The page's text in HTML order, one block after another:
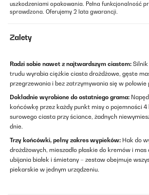
uszkodzeniami opakowania. Pełna funkcjonalność
sprawdzona. Oferujemy 2 lata gwarancji.
Zalety
Radzi sobie nawet z najtwardszym ciastem: Silnik
trudu wyrabia ciężkie ciasta drożdżowe, gęste
przegrzewania i bez zatrzymywania się w połowie
Dokładnie wyrobione do ostatniego grama:
końcówkę przez każdy punkt misy o pojemności
surowego ciasta przy ściance, żadnych
dnie.
Trzy końcówki, pełny zakres wypieków: Hak do
drożdżowych, mieszadło płaskie do kremów i
ubijania białek i śmietany – zestaw obejmuje
piekarskie w jednym urządzeniu.